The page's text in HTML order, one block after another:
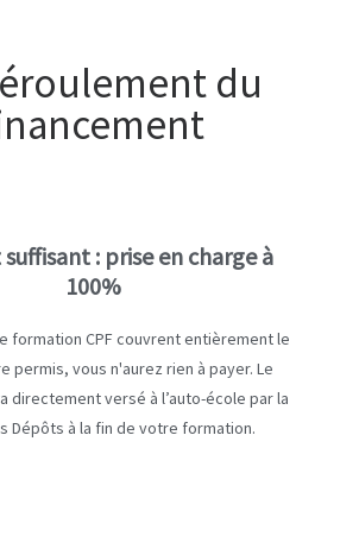
du
: prise en charge à
100%
formation CPF couvrent entièrement le
permis, vous n'aurez rien à payer. Le
directement versé à l’auto-école par la
Dépôts à la fin de votre formation.